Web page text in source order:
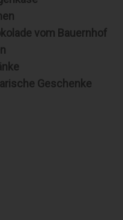
vom Bauernhof
Geschenke